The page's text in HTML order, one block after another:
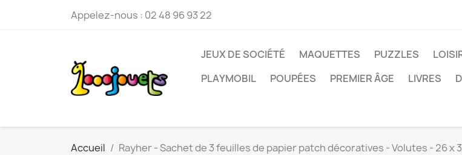
Appelez-nous : 02 48 96 93 22
JEUX DE SOCIÉTÉ MAQUETTES PUZZLES
PLAYMOBIL
POUPÉES PREMIER ÂGE LIVRES
Accueil Rayher - Sachet de 3 feuilles de papier patch décoratives - Volutes - 26 x